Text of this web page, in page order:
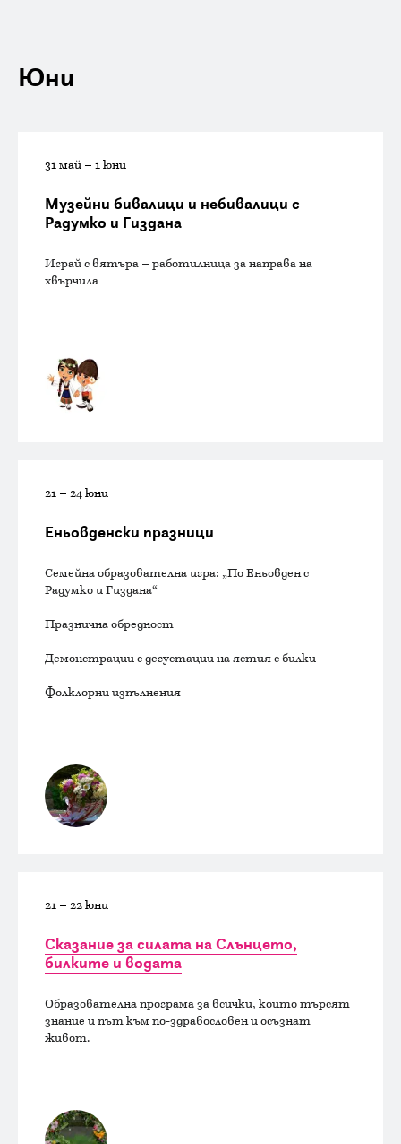
Юни
31 май – 1 юни
Музейни бивалици и небивалици с
Радумко и Гиздана
Играй с вятъра – работилница за направа на
хвърчила
21 – 24 юни
Еньовденски празници
Семейна образователна игра: „По Еньовден с
Радумко и Гиздана“
Празнична обредност
Демонстрации с дегустации на ястия с билки
Фолклорни изпълнения
21 – 22 юни
Сказание за силата на Слънцето,
билките и водата
Образователна програма за всички, които търсят
знание и път към по-здравословен и осъзнат
живот.